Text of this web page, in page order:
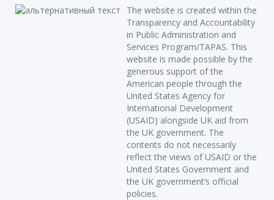
The website is created within the
Transparency and Accountability
in Public Administration and
Services Program/TAPAS. This
website is made possible by the
generous support of the
American people through the
United States Agency for
International Development
(USAID) alongside UK aid from
the UK government. The
contents do not necessarily
reflect the views of USAID or the
United States Government and
the UK government’s official
policies.